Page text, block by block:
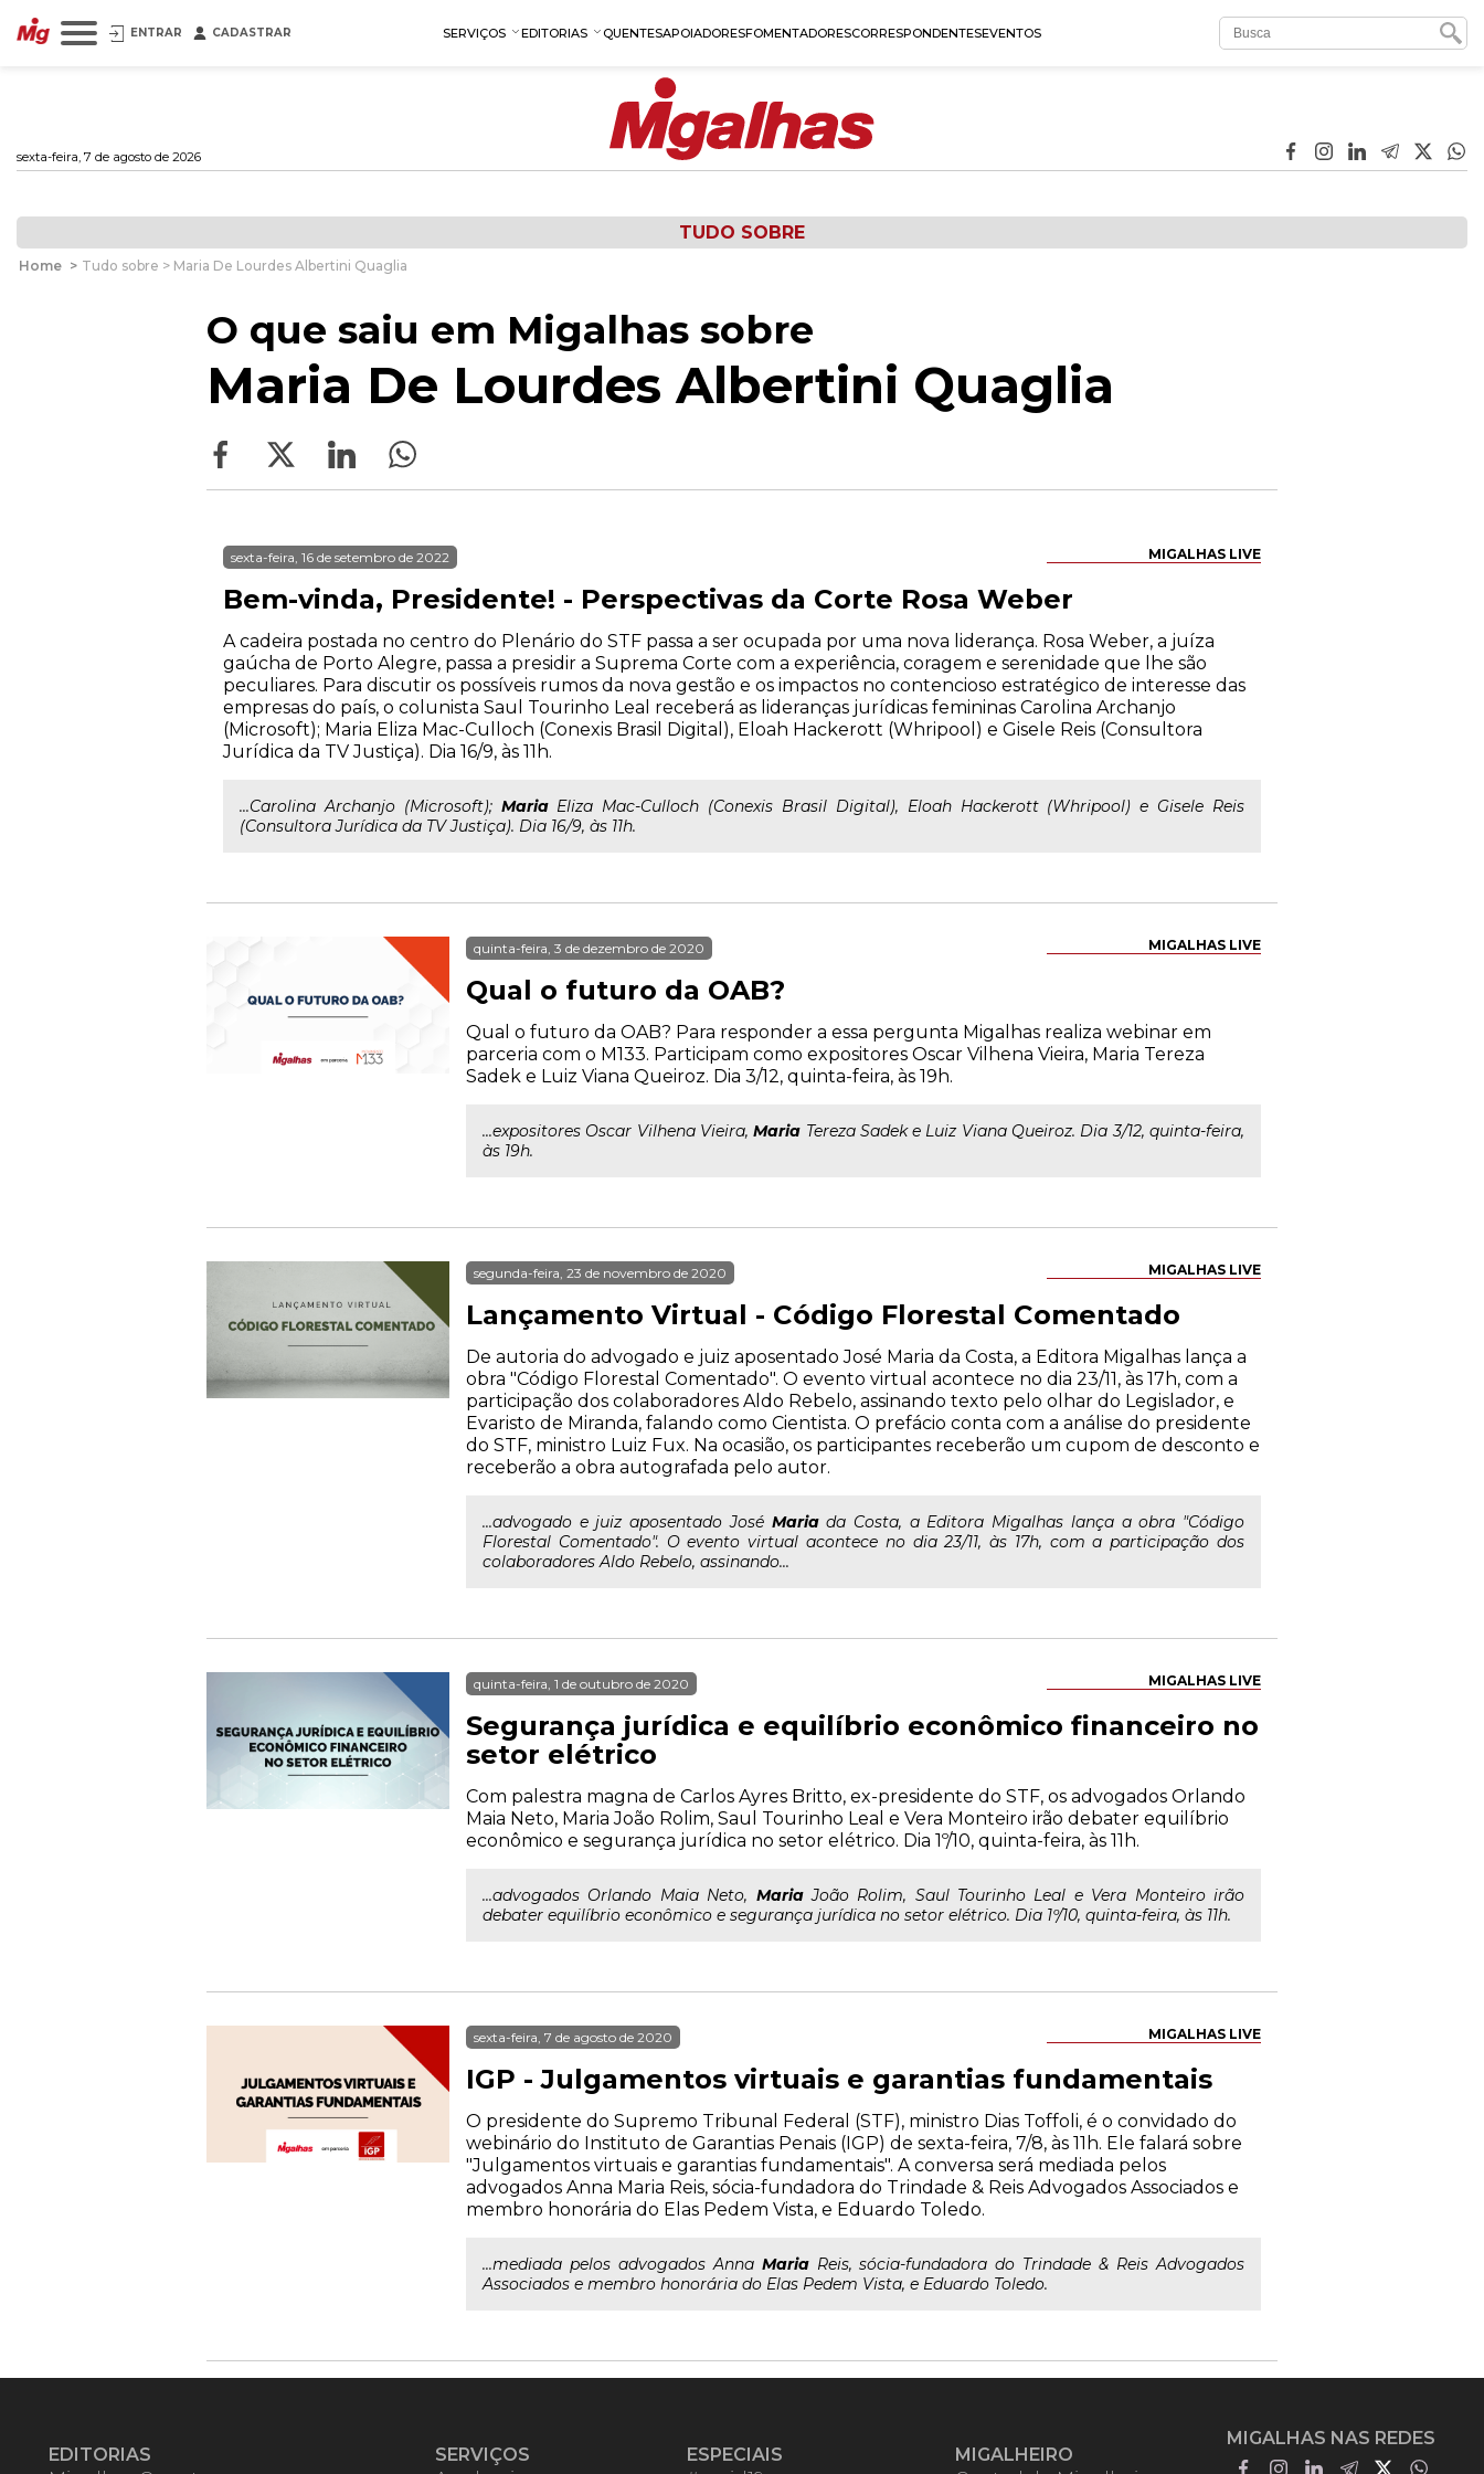
ENTRAR CADASTRAR SERVIÇOS EDITORIAS QUENTESAPOIADORESFOMENTADORESCORRESPONDENTESEVENTOS
sexta-feira, 7 de agosto de 2026
TUDO SOBRE
Home > Tudo sobre > Maria De Lourdes Albertini Quaglia
O que saiu em Migalhas sobre
Maria De Lourdes Albertini Quaglia
MIGALHAS LIVE
sexta-feira, 16 de setembro de 2022
Bem-vinda, Presidente! - Perspectivas da Corte Rosa Weber
A cadeira postada no centro do Plenário do STF passa a ser ocupada por uma nova liderança. Rosa Weber, a juíza
gaúcha de Porto Alegre, passa a presidir a Suprema Corte com a experiência, coragem e serenidade que lhe são
peculiares. Para discutir os possíveis rumos da nova gestão e os impactos no contencioso estratégico de interesse das
empresas do país, o colunista Saul Tourinho Leal receberá as lideranças jurídicas femininas Carolina Archanjo
(Microsoft); Maria Eliza Mac-Culloch (Conexis Brasil Digital), Eloah Hackerott (Whripool) e Gisele Reis (Consultora
Jurídica da TV Justiça). Dia 16/9, às 11h.
...Carolina Archanjo (Microsoft); MariaEliza Mac-Culloch (Conexis Brasil Digital), Eloah Hackerott (Whripool) e Gisele Reis
(Consultora Jurídica da TV Justiça). Dia 16/9, às 11h.
MIGALHAS LIVE
quinta-feira, 3 de dezembro de 2020
Qual o futuro da OAB?
Qual o futuro da OAB? Para responder a essa pergunta Migalhas realiza webinar em
parceria com o M133. Participam como expositores Oscar Vilhena Vieira, Maria Tereza
Sadek e Luiz Viana Queiroz. Dia 3/12, quinta-feira, às 19h.
...expositores Oscar Vilhena Vieira,Maria Tereza Sadek e Luiz Viana Queiroz. Dia 3/12, quinta-feira,
às 19h.
MIGALHAS LIVE
segunda-feira, 23 de novembro de 2020
Lançamento Virtual - Código Florestal Comentado
De autoria do advogado e juiz aposentado José Maria da Costa, a Editora Migalhas lança a
obra "Código Florestal Comentado". O evento virtual acontece no dia 23/11, às 17h, com a
participação dos colaboradores Aldo Rebelo, assinando texto pelo olhar do Legislador, e
Evaristo de Miranda, falando como Cientista. O prefácio conta com a análise do presidente
do STF, ministro Luiz Fux. Na ocasião, os participantes receberão um cupom de desconto e
receberão a obra autografada pelo autor.
...advogado e juiz aposentado José Mariada Costa, a Editora Migalhas lança a obra "Código
Florestal Comentado". O evento virtual acontece no dia 23/11, às 17h, com a participação dos
colaboradores Aldo Rebelo, assinando...
MIGALHAS LIVE
quinta-feira, 1 de outubro de 2020
Segurança jurídica e equilíbrio econômico financeiro no
setor elétrico
Com palestra magna de Carlos Ayres Britto, ex-presidente do STF, os advogados Orlando
Maia Neto, Maria João Rolim, Saul Tourinho Leal e Vera Monteiro irão debater equilíbrio
econômico e segurança jurídica no setor elétrico. Dia 1º/10, quinta-feira, às 11h.
...advogados Orlando Maia Neto, MariaJoão Rolim, Saul Tourinho Leal e Vera Monteiro irão
debater equilíbrio econômico e segurança jurídica no setor elétrico. Dia 1º/10, quinta-feira, às 11h.
MIGALHAS LIVE
sexta-feira, 7 de agosto de 2020
IGP - Julgamentos virtuais e garantias fundamentais
O presidente do Supremo Tribunal Federal (STF), ministro Dias Toffoli, é o convidado do
webinário do Instituto de Garantias Penais (IGP) de sexta-feira, 7/8, às 11h. Ele falará sobre
"Julgamentos virtuais e garantias fundamentais". A conversa será mediada pelos
advogados Anna Maria Reis, sócia-fundadora do Trindade & Reis Advogados Associados e
membro honorária do Elas Pedem Vista, e Eduardo Toledo.
...mediada pelos advogados Anna MariaReis, sócia-fundadora do Trindade & Reis Advogados
Associados e membro honorária do Elas Pedem Vista, e Eduardo Toledo.
EDITORIAS
SERVIÇOS
ESPECIAIS
MIGALHEIRO
MIGALHAS NAS REDES